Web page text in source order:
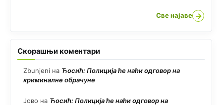
Све најаве →
Скорашњи коментари
Zbunjeni на Ћосић: Полиција ће наћи одговор на
криминалне обрачуне
Јово на Ћосић: Полиција ће наћи одговор на